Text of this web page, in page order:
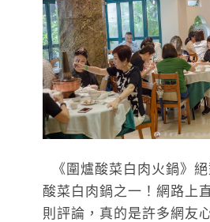
《圍爐酸菜白肉火鍋》
酸菜白肉鍋之一！網路上
則評論，真的是許多網友